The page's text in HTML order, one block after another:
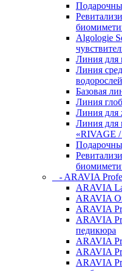
Algologie
Линия для
Линия
Базовая
Линия
Линия для
Линия для
- ARAVIA
ARAVIA
ARAVIA
ARAVIA
ARAVIA
педикюра
ARAVIA
ARAVIA
ARAVIA